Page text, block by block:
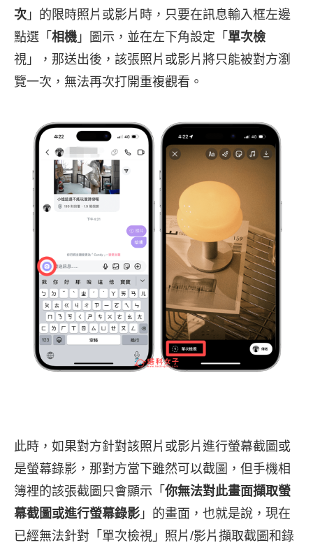
次 」的限時照片或影片時，只要在訊息輸入框左邊
點選「 相機 」圖示，並在左下角設定「 單次檢
視」，那送出後，該張照片或影片將只能被對方瀏
覽一次，無法再次打開重複觀看。
此時，如果對方針對該照片或影片進行螢幕截圖或
是螢幕錄影，那對方當下雖然可以截圖，但手機相
簿裡的該張截圖只會顯示「 你無法對此畫面擷取螢
幕截圖或進行螢幕錄影 」的畫面，也就是說，現在
已經無法針對「單次檢視」照片/影片擷取截圖和錄